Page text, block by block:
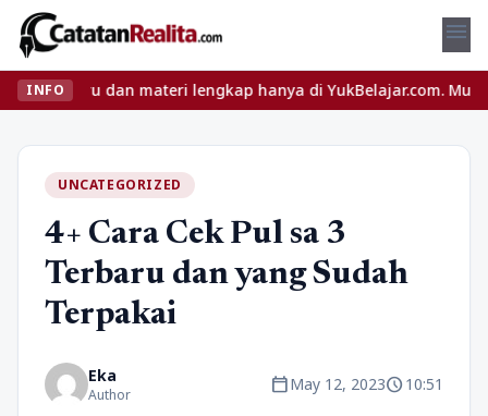
menu
INFO
dan materi lengkap hanya di YukBelajar.com. Mulai langkah
UNCATEGORIZED
4+ Cara Cek Pul sa 3
Terbaru dan yang Sudah
Terpakai
Eka
Author calendar_todayMay 12, 2023schedule10:51